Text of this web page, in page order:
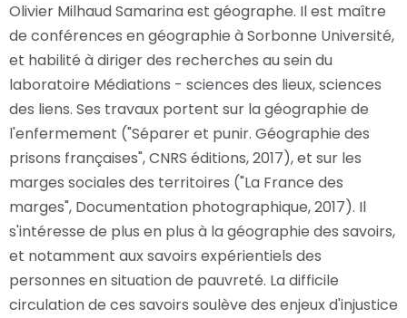
Olivier Milhaud Samarina est géographe. Il est maître
de conférences en géographie à Sorbonne Université,
et habilité à diriger des recherches au sein du
laboratoire Médiations - sciences des lieux, sciences
des liens. Ses travaux portent sur la géographie de
l'enfermement ("Séparer et punir. Géographie des
prisons françaises", CNRS éditions, 2017), et sur les
marges sociales des territoires ("La France des
marges", Documentation photographique, 2017). Il
s'intéresse de plus en plus à la géographie des savoirs,
et notamment aux savoirs expérientiels des
personnes en situation de pauvreté. La difficile
circulation de ces savoirs soulève des enjeux d'injustice